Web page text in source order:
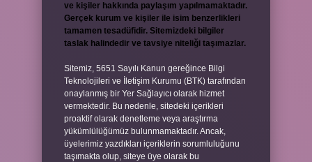
ve kişiler hakkında paylaşım yapılmamaktadır.
Gerçek kurum ve kişiler ile isim benzerlikleri
tamamen tesadüfidir. Sitemizdeki bilgiler
taslak halindedir ve tavsiye niteliği taşımazlar.
Sitemiz, 5651 Sayılı Kanun gereğince Bilgi
Teknolojileri ve İletişim Kurumu (BTK) tarafından
onaylanmış bir Yer Sağlayıcı olarak hizmet
vermektedir. Bu nedenle, sitedeki içerikleri
proaktif olarak denetleme veya araştırma
yükümlülüğümüz bulunmamaktadır. Ancak,
üyelerimiz yazdıkları içeriklerin sorumluluğunu
taşımakta olup, siteye üye olarak bu